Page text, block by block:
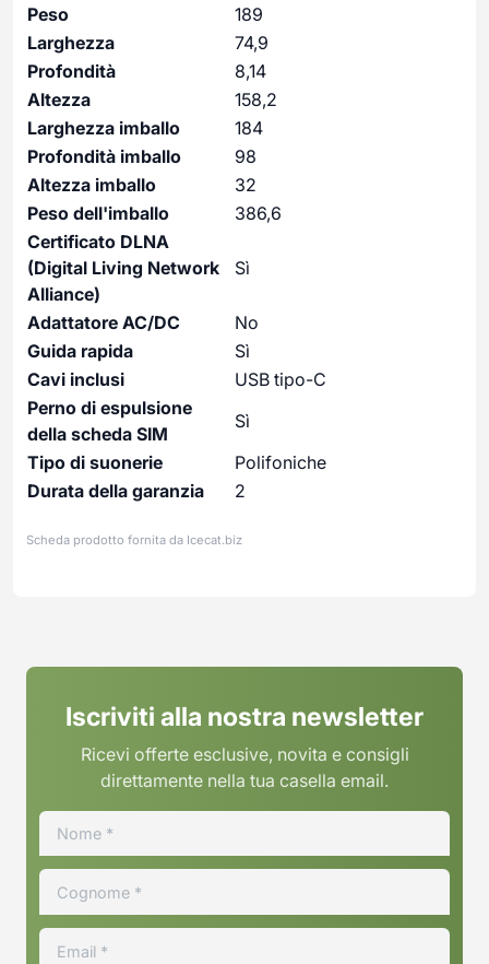
Peso
189
Larghezza
74,9
Profondità
8,14
Altezza
158,2
Larghezza imballo
184
Profondità imballo
98
Altezza imballo
32
Peso dell'imballo
386,6
Certificato DLNA
(Digital Living Network
Alliance)
Sì
Adattatore AC/DC
No
Guida rapida
Sì
Cavi inclusi
USB tipo-C
Perno di espulsione
della scheda SIM
Sì
Tipo di suonerie
Polifoniche
Durata della garanzia
2
Scheda prodotto fornita da Icecat.biz
Iscriviti alla nostra newsletter
Ricevi offerte esclusive, novita e consigli
direttamente nella tua casella email.